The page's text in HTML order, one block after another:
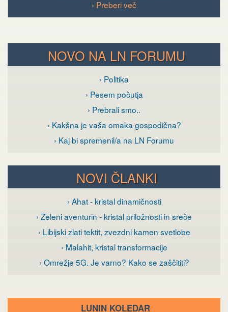
› Preberi več
NOVO NA LN FORUMU
› Politika
› Pesem počutja
› Prebrali smo..
› Kakšna je vaša omaka gospodična?
› Kaj bi spremenil/a na LN Forumu
NOVI ČLANKI
› Ahat - kristal dinamičnosti
› Zeleni aventurin - kristal priložnosti in sreče
› Libijski zlati tektit, zvezdni kamen svetlobe
› Malahit, kristal transformacije
› Omrežje 5G. Je varno? Kako se zaščititi?
LUNIN KOLEDAR